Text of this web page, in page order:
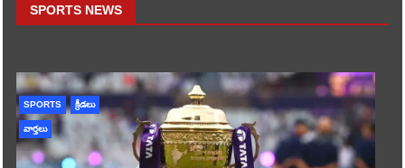
SPORTS NEWS
SPORTS క్రీడలు
వార్తలు